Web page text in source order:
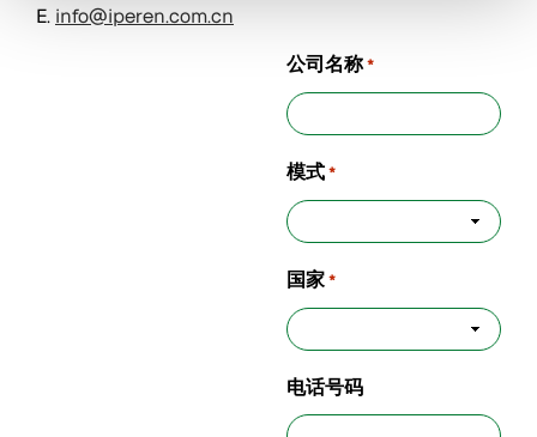
E. info@iperen.com.cn
公司名称 *
模式 *
国家 *
电话号码